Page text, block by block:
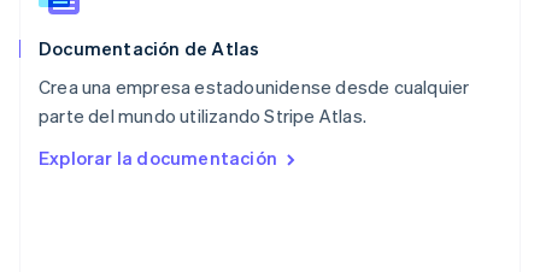
Documentación de Atlas
Crea una empresa estadounidense desde cualquier
parte del mundo utilizando Stripe Atlas.
Explorar la documentación
Reino Unido
República Checa
English
English